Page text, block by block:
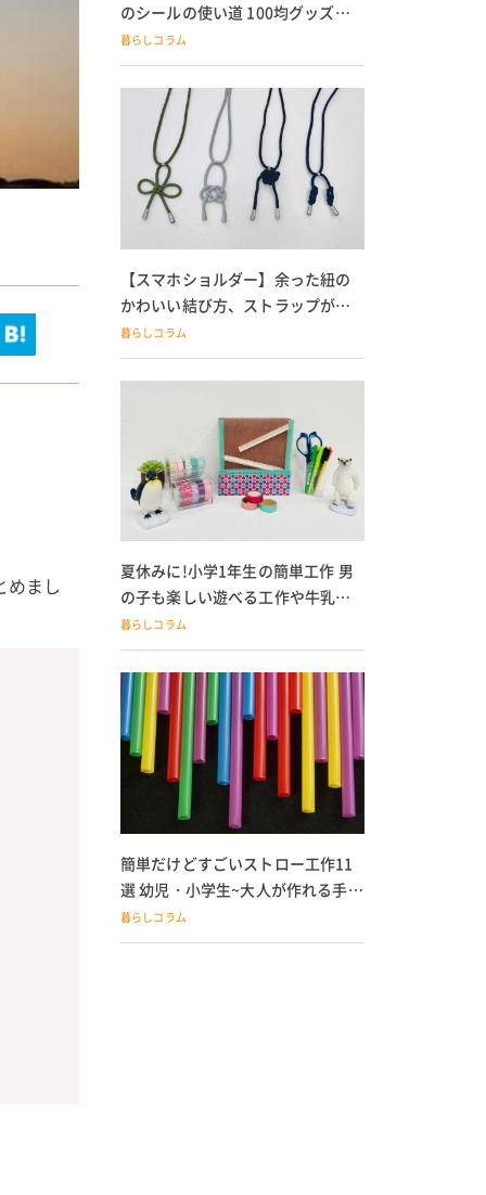
めまし
のシールの使い道 100均グッズで
の飾り方も
暮らしコラム
【スマホショルダー】余った紐の
かわいい結び方、ストラップが落
ちる人必見
暮らしコラム
夏休みに!小学1年生の簡単工作 男
の子も楽しい遊べる工作や牛乳パ
ック貯金箱も
暮らしコラム
簡単だけどすごいストロー工作11
選 幼児・小学生~大人が作れる手作
りおもちゃ
暮らしコラム